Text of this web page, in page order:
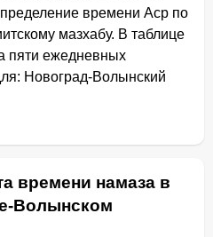
времени Аср по
мазхабу. В таблице
пяти ежедневных
Новоград-Волынский
времени намаза в
Волынском